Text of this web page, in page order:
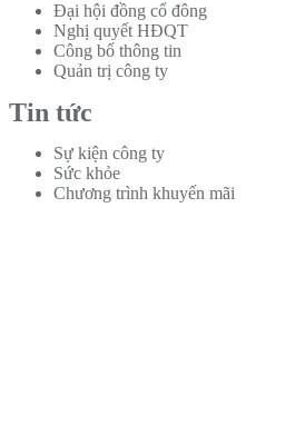
Đại hội đồng cổ đông
Nghị quyết HĐQT
Công bố thông tin
Quản trị công ty
Tin tức
Sự kiện công ty
Sức khỏe
Chương trình khuyến mãi